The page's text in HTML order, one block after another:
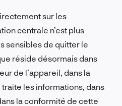
sur les
centrale n’est plus
sensibles de quitter le
réside désormais dans
de l’appareil, dans la
les informations, dans
la conformité de cette